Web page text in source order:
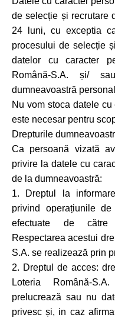
de selecție și recrutare
24 luni, cu exceptia
procesului de selecție
datelor cu caracter
Română-S.A. și/
dumneavoastră
Nu vom stoca datele
este necesar pentru
Drepturile
Ca persoană vizată
privire la datele cu
de la dumneavoastră:
1. Dreptul la
privind operațiunile
efectuate de către
Respectarea acestui
S.A. se realizează prin
2. Dreptul de acces:
Loteria Română-
prelucrează sau nu
privesc și, in caz